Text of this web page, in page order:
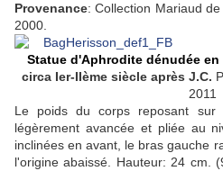
Provenance: Collection Mariaud
2000.
Statue d'Aphrodite dénudée en
circa Ier-IIème siècle après J.C.
2011
Le poids du corps reposant
légèrement avancée et pliée au
inclinées en avant, le bras gauche
l'origine abaissé. Hauteur: 24